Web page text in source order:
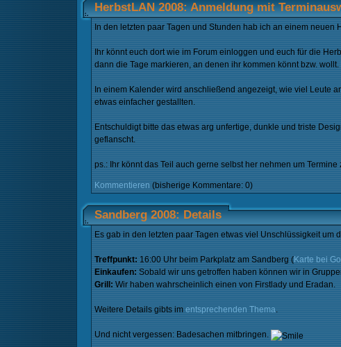
HerbstLAN 2008: Anmeldung mit
In den letzten paar Tagen und Stunden hab ich an einem
Ihr könnt euch dort wie im Forum einloggen und euch für die
dann die Tage markieren, an denen ihr kommen könnt bzw.
In einem Kalender wird anschließend angezeigt, wie viel Leute
etwas einfacher gestallten.
Entschuldigt bitte das etwas arg unfertige, dunkle und triste
geflanscht.
ps.: Ihr könnt das Teil auch gerne selbst her nehmen um
Kommentieren (bisherige Kommentare: 0)
Sandberg 2008: Details
Es gab in den letzten paar Tagen etwas viel Unschlüssigkeit
Treffpunkt: 16:00 Uhr beim Parkplatz am Sandberg (Karte bei
Einkaufen: Sobald wir uns getroffen haben können wir in
Grill: Wir haben wahrscheinlich einen von Firstlady und Eradan.
Weitere Details gibts im entsprechenden Thema.
Und nicht vergessen: Badesachen mitbringen.